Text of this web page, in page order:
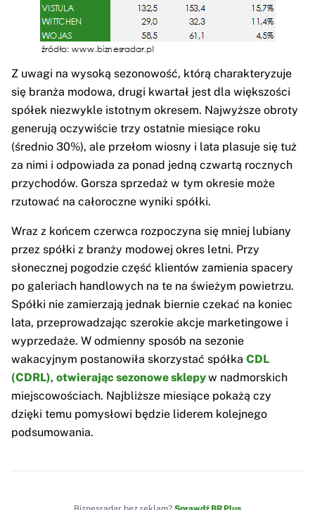
Z uwagi na wysoką sezonowość, którą charakteryzuje
się branża modowa, drugi kwartał jest dla większości
spółek niezwykle istotnym okresem. Najwyższe obroty
generują oczywiście trzy ostatnie miesiące roku
(średnio 30%), ale przełom wiosny i lata plasuje się tuż
za nimi i odpowiada za ponad jedną czwartą rocznych
przychodów. Gorsza sprzedaż w tym okresie może
rzutować na całoroczne wyniki spółki.
Wraz z końcem czerwca rozpoczyna się mniej lubiany
przez spółki z branży modowej okres letni. Przy
słonecznej pogodzie część klientów zamienia spacery
po galeriach handlowych na te na świeżym powietrzu.
Spółki nie zamierzają jednak biernie czekać na koniec
lata, przeprowadzając szerokie akcje marketingowe i
wyprzedaże. W odmienny sposób na sezonie
wakacyjnym postanowiła skorzystać spółka CDL
(CDRL), otwierając sezonowe sklepyw nadmorskich
miejscowościach. Najbliższe miesiące pokażą czy
dzięki temu pomysłowi będzie liderem kolejnego
podsumowania.